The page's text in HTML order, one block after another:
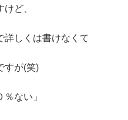
ど、
詳しくは書けなくて
すが(笑)
ない」